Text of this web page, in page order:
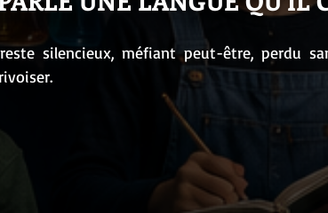
silencieux, méfiant peut-être, perdu